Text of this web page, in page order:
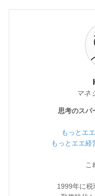
マネ
思考のスパ
もっとエ
もっとエエ経
こ
1999年に税